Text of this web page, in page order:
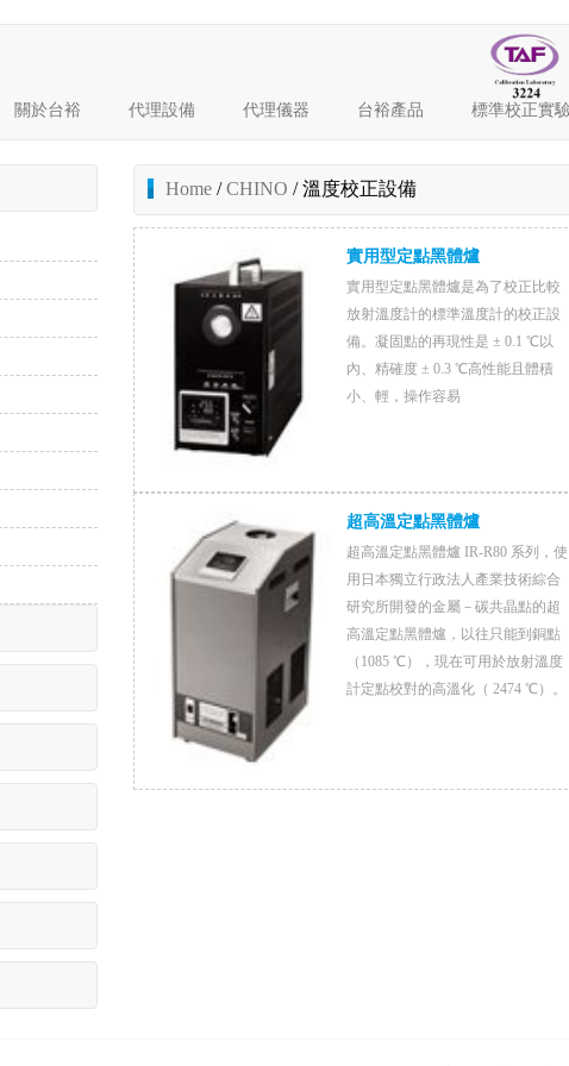
關於台裕 代理設備 代理儀器 台裕產品 標準校正實
Home /CHINO / 溫度校正設備
實用型定點黑體爐
實用型定點黑體爐是為了校正比較
放射溫度計的標準溫度計的校正設
備。凝固點的再現性是 ± 0.1 ℃以
內、精確度 ± 0.3 ℃高性能且體積
小、輕，操作容易
超高溫定點黑體爐
超高溫定點黑體爐 IR-R80 系列，使
用日本獨立行政法人產業技術綜合
研究所開發的金屬－碳共晶點的超
高溫定點黑體爐，以往只能到銅點
（1085 ℃），現在可用於放射溫度
計定點校對的高溫化（ 2474 ℃）。